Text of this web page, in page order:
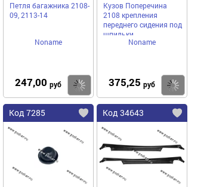
Петля багажника 2108-
09, 2113-14
Noname
247,00 руб Купить
Кузов Поперечина
2108 крепления
переднего сидения под
шпильки
Noname
375,25 руб
Код 7285 Код 34643